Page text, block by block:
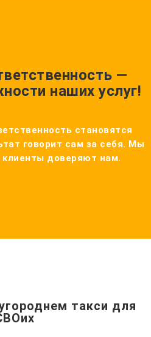
—
наших услуг!
становятся
говорит сам за себя. Мы
доверяют нам.
такси для